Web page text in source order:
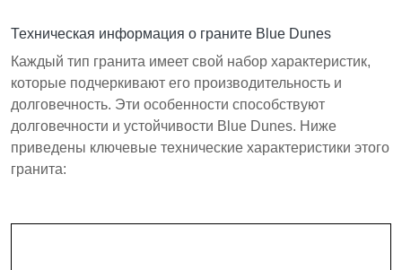
Техническая информация о граните Blue Dunes
Каждый тип гранита имеет свой набор характеристик,
которые подчеркивают его производительность и
долговечность. Эти особенности способствуют
долговечности и устойчивости Blue Dunes. Ниже
приведены ключевые технические характеристики этого
гранита: